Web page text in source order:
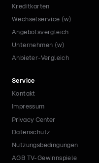
Kreditkarten
Wechselservice (w)
Angebotsvergleich
Unternehmen (w)
Anbieter-Vergleich
Service
Kontakt
Impressum
Privacy Center
Datenschutz
Nutzungsbedingungen
AGB TV-Gewinnspiele